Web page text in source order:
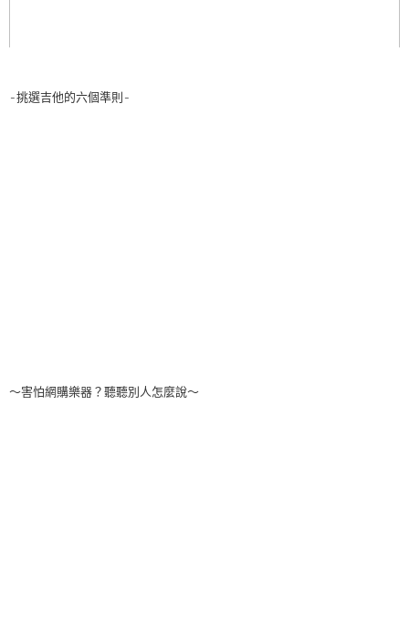
-挑選吉他的六個準則-
～害怕網購樂器？聽聽別人怎麼說～